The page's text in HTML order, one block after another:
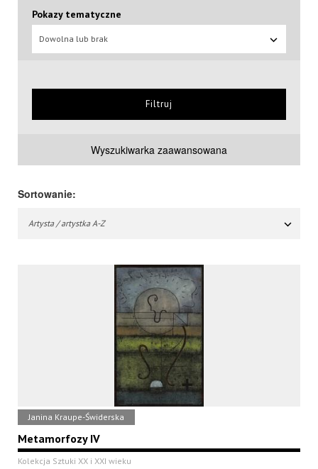
Pokazy tematyczne
Dowolna lub brak
Filtruj
Wyszukiwarka zaawansowana
Sortowanie:
Artysta / artystka A-Z
Janina Kraupe-Świderska
Metamorfozy IV
Kolekcja Sztuki XX i XXI wieku